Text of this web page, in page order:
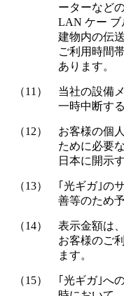
ーターなど
LAN ケー ブ
建物内の伝
ご利用時間
あります。
（11）
当社の設備
一時中断す
（12）
お客様の個
ために必要
日本に開示
（13）
｢光ギガ｣の
善等のため
（14）
表示金額は
お客様のご
ます。
（15）
｢光ギガ｣へ